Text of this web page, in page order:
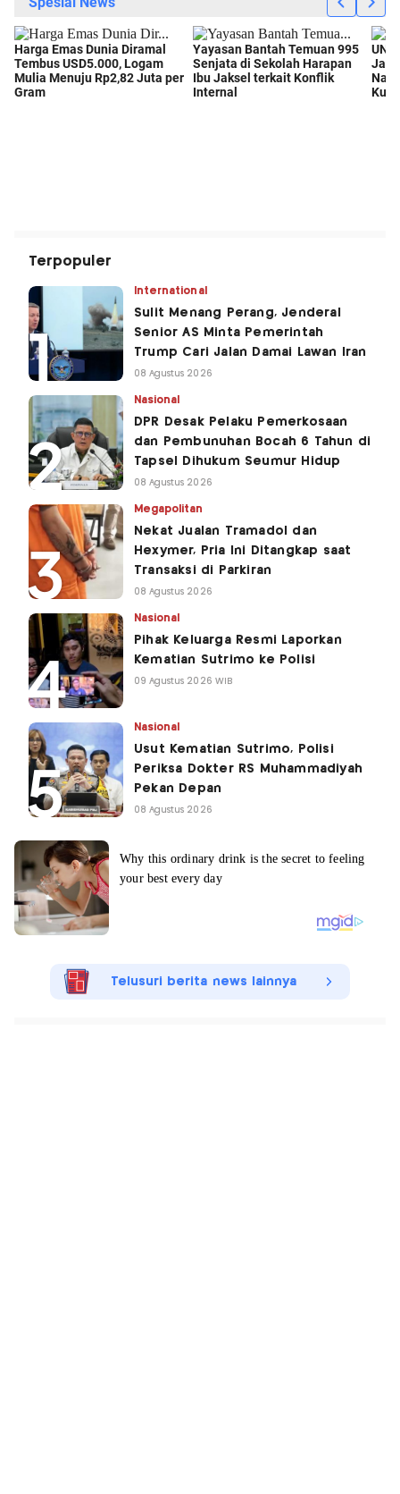
Terpopuler
International
Sulit Menang Perang, Jenderal
Senior AS Minta Pemerintah
Trump Cari Jalan Damai Lawan Iran
08 Agustus 2026
Nasional
DPR Desak Pelaku Pemerkosaan
dan Pembunuhan Bocah 6 Tahun di
Tapsel Dihukum Seumur Hidup
08 Agustus 2026
Megapolitan
Nekat Jualan Tramadol dan
Hexymer, Pria Ini Ditangkap saat
Transaksi di Parkiran
08 Agustus 2026
Nasional
Pihak Keluarga Resmi Laporkan
Kematian Sutrimo ke Polisi
09 Agustus 2026 WIB
Nasional
Usut Kematian Sutrimo, Polisi
Periksa Dokter RS Muhammadiyah
Pekan Depan
08 Agustus 2026
Telusuri berita news lainnya